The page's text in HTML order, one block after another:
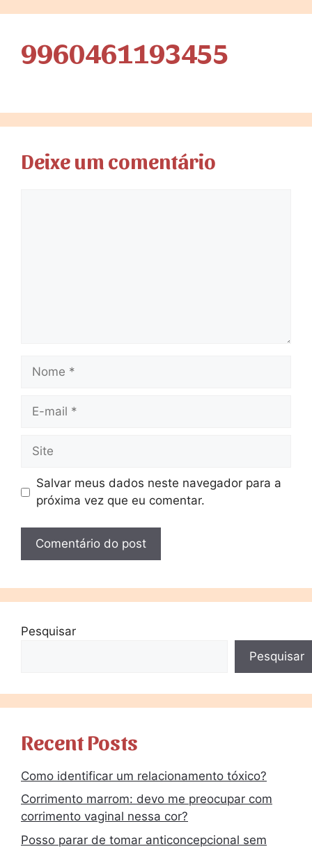
9960461193455
Deixe um comentário
Salvar meus dados neste navegador para a
próxima vez que eu comentar.
Pesquisar
Pesquisar
Recent Posts
Como identificar um relacionamento tóxico?
Corrimento marrom: devo me preocupar com
corrimento vaginal nessa cor?
Posso parar de tomar anticoncepcional sem